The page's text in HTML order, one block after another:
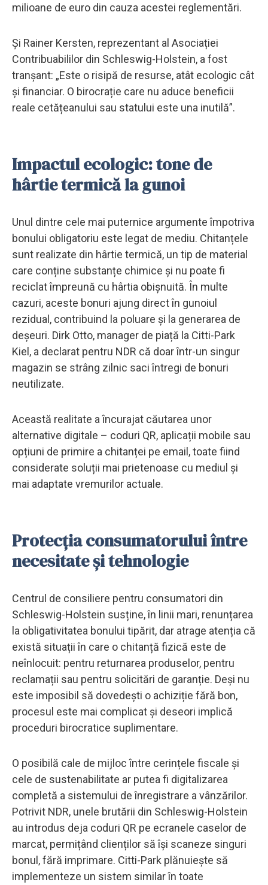
milioane de euro din cauza acestei reglementări.
Și Rainer Kersten, reprezentant al Asociației
Contribuabililor din Schleswig-Holstein, a fost
tranșant: „Este o risipă de resurse, atât ecologic cât
și financiar. O birocrație care nu aduce beneficii
reale cetățeanului sau statului este una inutilă”.
Impactul ecologic: tone de
hârtie termică la gunoi
Unul dintre cele mai puternice argumente împotriva
bonului obligatoriu este legat de mediu. Chitanțele
sunt realizate din hârtie termică, un tip de material
care conține substanțe chimice și nu poate fi
reciclat împreună cu hârtia obișnuită. În multe
cazuri, aceste bonuri ajung direct în gunoiul
rezidual, contribuind la poluare și la generarea de
deșeuri. Dirk Otto, manager de piață la Citti-Park
Kiel, a declarat pentru NDR că doar într-un singur
magazin se strâng zilnic saci întregi de bonuri
neutilizate.
Această realitate a încurajat căutarea unor
alternative digitale – coduri QR, aplicații mobile sau
opțiuni de primire a chitanței pe email, toate fiind
considerate soluții mai prietenoase cu mediul și
mai adaptate vremurilor actuale.
Protecția consumatorului între
necesitate și tehnologie
Centrul de consiliere pentru consumatori din
Schleswig-Holstein susține, în linii mari, renunțarea
la obligativitatea bonului tipărit, dar atrage atenția că
există situații în care o chitanță fizică este de
neînlocuit: pentru returnarea produselor, pentru
reclamații sau pentru solicitări de garanție. Deși nu
este imposibil să dovedești o achiziție fără bon,
procesul este mai complicat și deseori implică
proceduri birocratice suplimentare.
O posibilă cale de mijloc între cerințele fiscale și
cele de sustenabilitate ar putea fi digitalizarea
completă a sistemului de înregistrare a vânzărilor.
Potrivit NDR, unele brutării din Schleswig-Holstein
au introdus deja coduri QR pe ecranele caselor de
marcat, permițând clienților să își scaneze singuri
bonul, fără imprimare. Citti-Park plănuiește să
implementeze un sistem similar în toate